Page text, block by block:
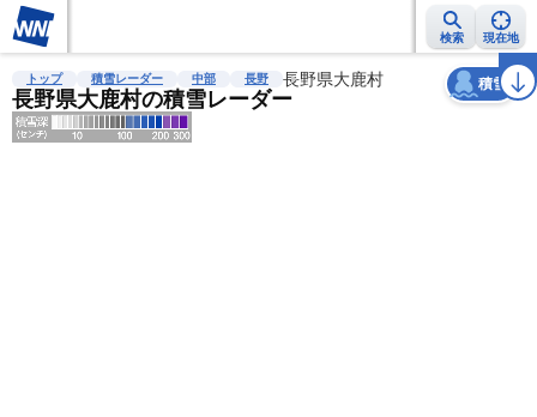
検索 現在地
雨雲レーダー 台風情報 地震情報 警報・注意報 2週間天気 ラ
トップ 積雪レーダー 中部 長野 長野県大鹿村
長野県大鹿村の積雪レーダー
積雪
天気 台風